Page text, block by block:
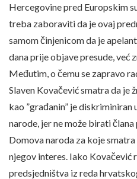
Hercegovine pred Europskim
treba zaboraviti da je ovaj
samom činjenicom da je
dana prije objave presude, već
Međutim, o čemu se zapravo
Slaven Kovačević smatra da je
kao ”građanin” je
narode, jer ne može birati
Domova naroda za koje
njegov interes. Iako Kovačević
predsjedništva iz reda